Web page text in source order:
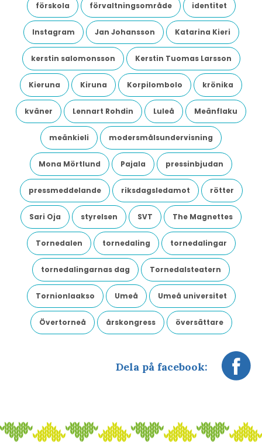
förskola förvaltningsområde identitet
Instagram Jan Johansson Katarina Kieri
kerstin salomonsson Kerstin Tuomas Larsson
Kieruna Kiruna Korpilombolo krönika
kväner Lennart Rohdin Luleå Meänflaku
meänkieli modersmålsundervisning
Mona Mörtlund Pajala pressinbjudan
pressmeddelande riksdagsledamot rötter
Sari Oja styrelsen SVT The Magnettes
Tornedalen tornedaling tornedalingar
tornedalingarnas dag Tornedalsteatern
Tornionlaakso Umeå Umeå universitet
Övertorneå årskongress översättare
Dela på facebook: